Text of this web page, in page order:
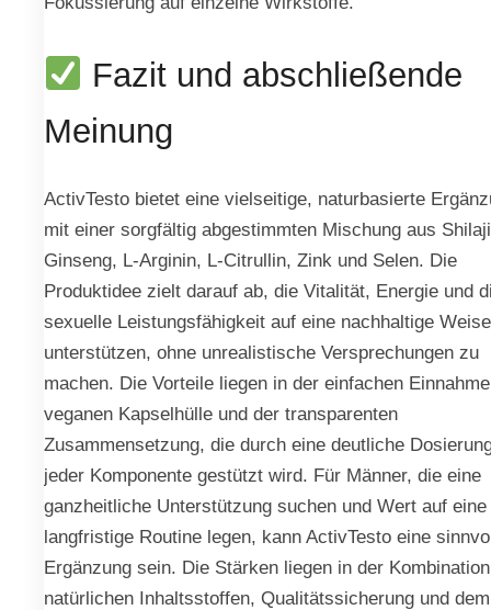
Fazit und abschließende
Meinung
ActivTesto bietet eine vielseitige, naturbasierte
mit einer sorgfältig abgestimmten Mischung aus
Ginseng, L-Arginin, L-Citrullin, Zink und Selen. Die
Produktidee zielt darauf ab, die Vitalität, Energie und
sexuelle Leistungsfähigkeit auf eine nachhaltige
unterstützen, ohne unrealistische Versprechungen zu
machen. Die Vorteile liegen in der einfachen
veganen Kapselhülle und der transparenten
Zusammensetzung, die durch eine deutliche
jeder Komponente gestützt wird. Für Männer, die eine
ganzheitliche Unterstützung suchen und Wert auf eine
langfristige Routine legen, kann ActivTesto eine
Ergänzung sein. Die Stärken liegen in der
natürlichen Inhaltsstoffen, Qualitätssicherung und dem